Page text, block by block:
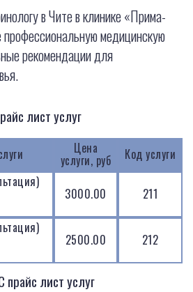
в Чите в клинике «Прима-
медицинскую
рекомендации для
лист услуг
Цена
услуги, руб
Код услуги
3000.00
211
2500.00 212
лист услуг